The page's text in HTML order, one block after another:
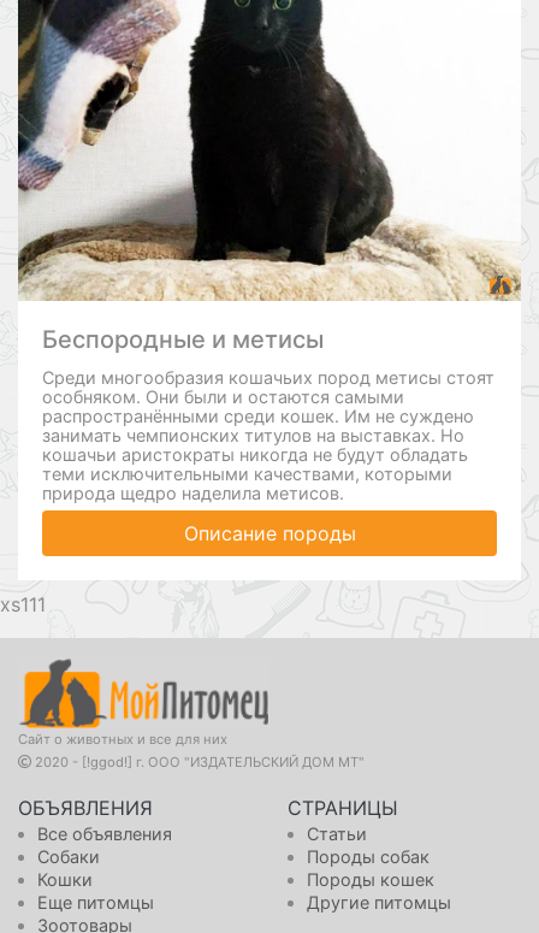
Беспородные и метисы
Среди многообразия кошачьих пород метисы стоят
особняком. Они были и остаются самыми
распространёнными среди кошек. Им не суждено
занимать чемпионских титулов на выставках. Но
кошачьи аристократы никогда не будут обладать
теми исключительными качествами, которыми
природа щедро наделила метисов.
Описание породы
111
Сайт о животных и все для них
2020 - [!ggod!] г. ООО "ИЗДАТЕЛЬСКИЙ ДОМ МТ"
ОБЪЯВЛЕНИЯ
Все объявления
Собаки
Кошки
Еще питомцы
Зоотовары
СТРАНИЦЫ
Статьи
Породы собак
Породы кошек
Другие питомцы